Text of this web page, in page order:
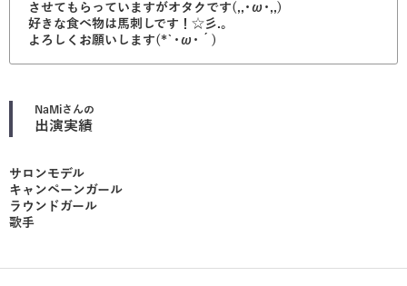
させてもらっていますがオタクです(,,･ω･,,)
好きな食べ物は馬刺しです！☆彡.。
よろしくお願いします(*`･ω･´)
NaMiさんの
出演実績
サロンモデル
キャンペーンガール
ラウンドガール
歌手